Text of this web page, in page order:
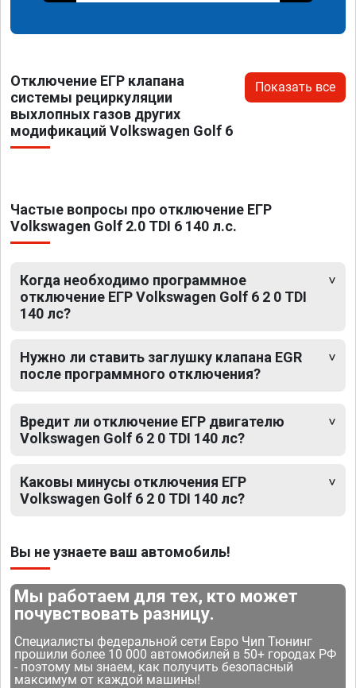
Отключение ЕГР клапана
системы рециркуляции
выхлопных газов других
модификаций Volkswagen Golf 6
Показать все
Частые вопросы про отключение ЕГР
Volkswagen Golf 2.0 TDI 6 140 л.с.
Когда необходимо программное
отключение ЕГР Volkswagen Golf 6 2 0 TDI
140 лс?
Нужно ли ставить заглушку клапана EGR
после программного отключения?
Вредит ли отключение ЕГР двигателю
Volkswagen Golf 6 2 0 TDI 140 лс?
Каковы минусы отключения ЕГР
Volkswagen Golf 6 2 0 TDI 140 лс?
Вы не узнаете ваш автомобиль!
Мы работаем для тех, кто может
почувствовать разницу.
Специалисты федеральной сети Евро Чип Тюнинг
прошили более 10 000 автомобилей в 50+ городах РФ
- поэтому мы знаем, как получить безопасный
максимум от каждой машины!